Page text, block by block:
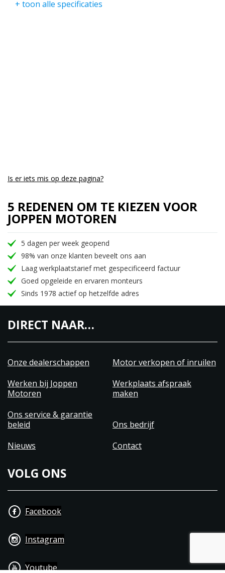
+ toon alle specificaties
Is er iets mis op deze pagina?
5 REDENEN OM TE KIEZEN VOOR
JOPPEN MOTOREN
5 dagen per week geopend
98% van onze klanten beveelt ons aan
Laag werkplaatstarief met gespecificeerd factuur
Goed opgeleide en ervaren monteurs
Sinds 1978 actief op hetzelfde adres
DIRECT NAAR…
Onze dealerschappen
Motor verkopen of inruilen
Werken bij Joppen
Motoren
Werkplaats afspraak
maken
Ons service & garantie
beleid
Ons bedrijf
Nieuws
Contact
VOLG ONS
Facebook
Instagram
Youtube